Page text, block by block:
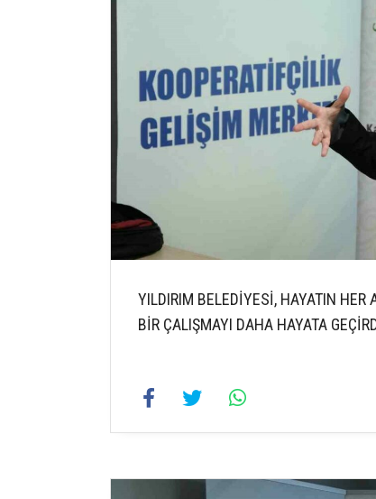
YILDIRIM BELEDİYESİ, HAYATIN
BİR ÇALIŞMAYI DAHA HAYATA